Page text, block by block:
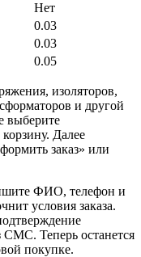
Нет
0.03
0.03
0.05
изоляторов,
и другой
выберите
Далее
заказ» или
ФИО, телефон и
условия заказа.
СМС. Теперь останется
покупке.